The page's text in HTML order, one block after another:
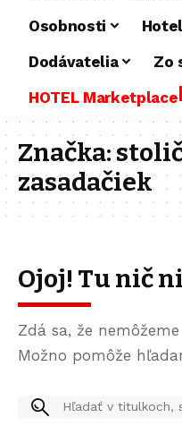
Osobnosti
Dodávatelia
Zo
HOTEL Marketplace
Značka:
zasadačiek
Ojoj! Tu nič
Zdá sa, že
Možno pomôže